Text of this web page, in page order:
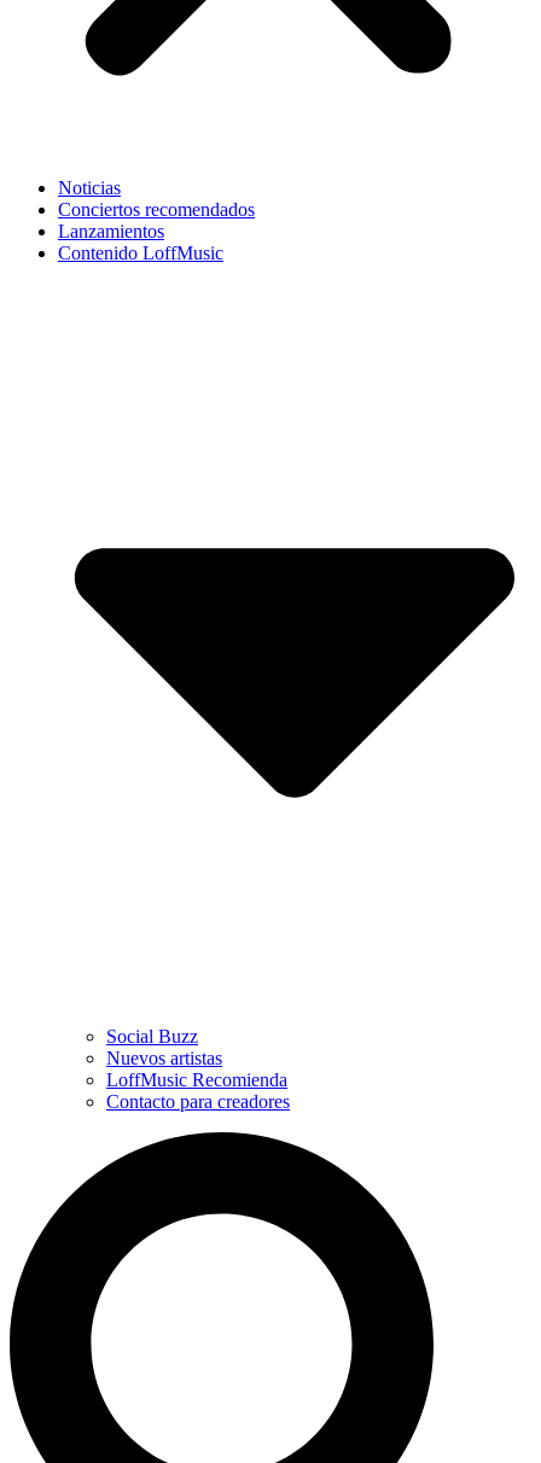
Noticias
Conciertos recomendados
Lanzamientos
Contenido LoffMusic
Social Buzz
Nuevos artistas
LoffMusic Recomienda
Contacto para creadores